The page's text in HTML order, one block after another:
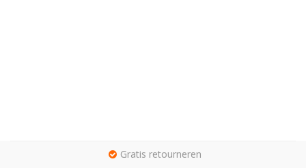
Gratis retourneren